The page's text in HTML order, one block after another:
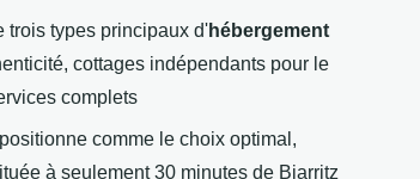
trois types principaux d'hébergement
cottages indépendants pour le
complets
comme le choix optimal,
à seulement 30 minutes de Biarritz